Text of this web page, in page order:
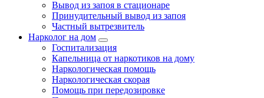
Вывод из запоя в стационаре
Принудительный вывод из запоя
Частный вытрезвитель
Нарколог на дом
Госпитализация
Капельница от наркотиков на дому
Наркологическая помощь
Наркологическая скорая
Помощь при передозировке